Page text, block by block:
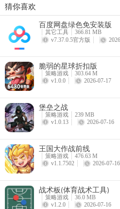
战歌与剑手游阵容推荐
1、新手阵容
巫妖、沙漠死神、至高领主、吸血女妖
2、过渡阵容
至高领主、鹿灵主教、暗黑萝莉、沙漠
天火凤凰、鹿灵主教、星夜圣女、死亡
邪魔之刺、至高领主、瘟疫博士、火箭
5、持续伤害阵容
刀锋舞者、瘟疫博士、熊猫酒仙、星
指尖像素城
详情
黑侠联盟
详情
猜你喜欢
百度网盘绿色免安装版
其它工具
366.81 MB
v7.37.0.5官方版
脆弱的星球折扣版
策略游戏
303.64 M
v1.0.0
2026-07-17
堡垒之战
策略游戏
239 MB
v1.0.13
2026-07-16
王国大作战前线
策略游戏
476.63 M
v1.1.7502
2026-07-16
战术板(体育战术工具)
策略游戏
36.0 MB
v1.2.0
2026-07-16